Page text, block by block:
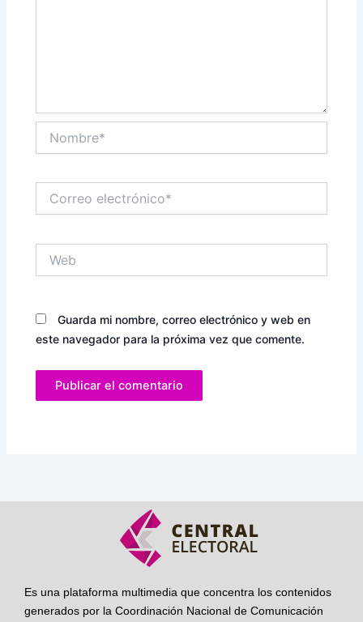
electrónico*
Guarda mi nombre, correo electrónico y web en
este navegador para la próxima vez que comente.
Es una plataforma multimedia que concentra los contenidos
generados por la Coordinación Nacional de Comunicación